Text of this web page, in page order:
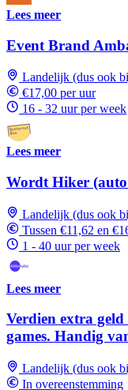
Lees meer
Event Brand
Landelijk (dus ook
€17,00 per uur
16 - 32 uur per week
Lees meer
Wordt Hiker
Landelijk (dus ook
Tussen €11,62 en
1 - 40 uur per week
Lees meer
Verdien extra geld
games. Handig
Landelijk (dus ook
In overeenstemming